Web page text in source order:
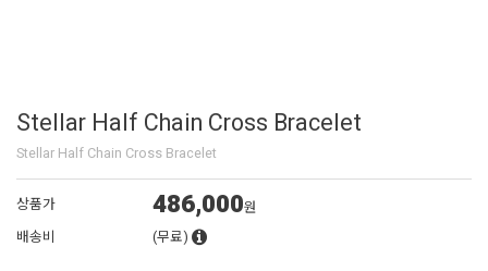
Stellar Half Chain Cross Bracelet
Stellar Half Chain Cross Bracelet
상품가 486,000원
배송비
(무료)